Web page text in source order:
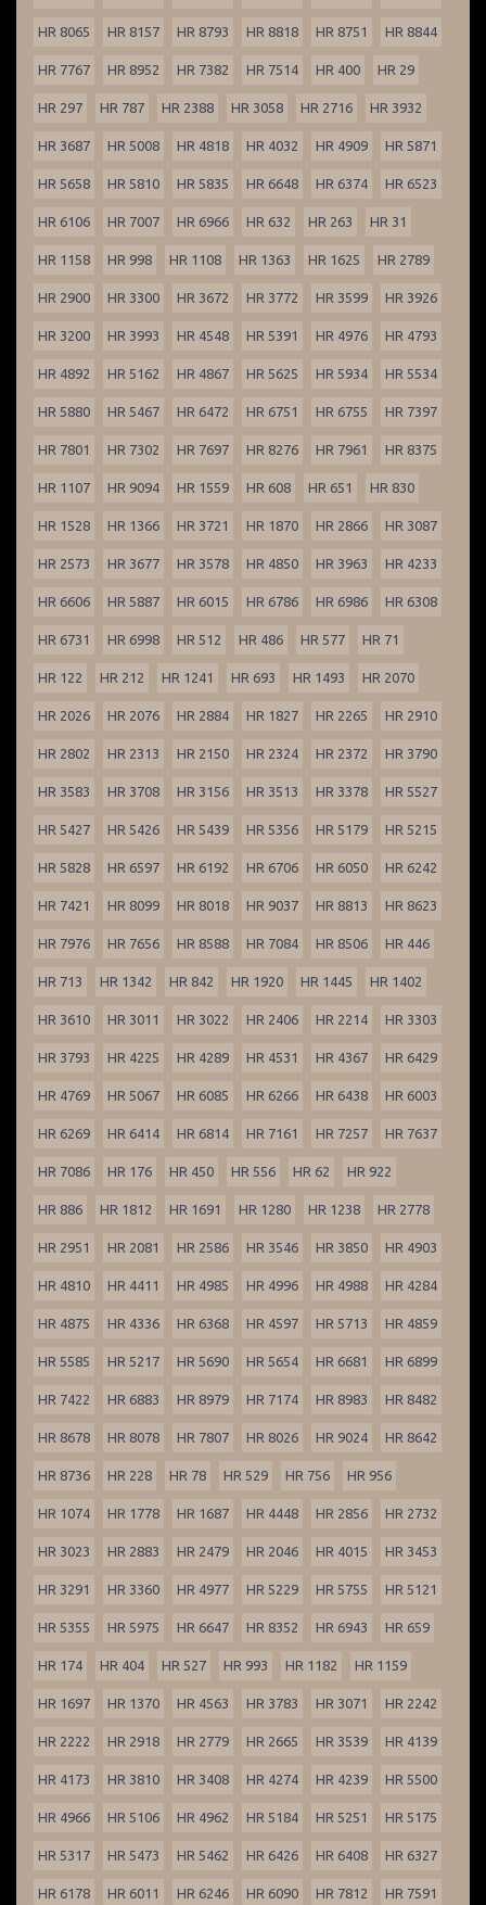
HR 8065 HR 8157 HR 8793 HR 8818 HR 8751 HR 8844
HR 7767 HR 8952 HR 7382 HR 7514 HR 400 HR 29
HR 297 HR 787 HR 2388 HR 3058 HR 2716 HR 3932
HR 3687 HR 5008 HR 4818 HR 4032 HR 4909 HR 5871
HR 5658 HR 5810 HR 5835 HR 6648 HR 6374 HR 6523
HR 6106 HR 7007 HR 6966 HR 632 HR 263 HR 31
HR 1158 HR 998 HR 1108 HR 1363 HR 1625 HR 2789
HR 2900 HR 3300 HR 3672 HR 3772 HR 3599 HR 3926
HR 3200 HR 3993 HR 4548 HR 5391 HR 4976 HR 4793
HR 4892 HR 5162 HR 4867 HR 5625 HR 5934 HR 5534
HR 5880 HR 5467 HR 6472 HR 6751 HR 6755 HR 7397
HR 7801 HR 7302 HR 7697 HR 8276 HR 7961 HR 8375
HR 1107 HR 9094 HR 1559 HR 608 HR 651 HR 830
HR 1528 HR 1366 HR 3721 HR 1870 HR 2866 HR 3087
HR 2573 HR 3677 HR 3578 HR 4850 HR 3963 HR 4233
HR 6606 HR 5887 HR 6015 HR 6786 HR 6986 HR 6308
HR 6731 HR 6998 HR 512 HR 486 HR 577 HR 71
HR 122 HR 212 HR 1241 HR 693 HR 1493 HR 2070
HR 2026 HR 2076 HR 2884 HR 1827 HR 2265 HR 2910
HR 2802 HR 2313 HR 2150 HR 2324 HR 2372 HR 3790
HR 3583 HR 3708 HR 3156 HR 3513 HR 3378 HR 5527
HR 5427 HR 5426 HR 5439 HR 5356 HR 5179 HR 5215
HR 5828 HR 6597 HR 6192 HR 6706 HR 6050 HR 6242
HR 7421 HR 8099 HR 8018 HR 9037 HR 8813 HR 8623
HR 7976 HR 7656 HR 8588 HR 7084 HR 8506 HR 446
HR 713 HR 1342 HR 842 HR 1920 HR 1445 HR 1402
HR 3610 HR 3011 HR 3022 HR 2406 HR 2214 HR 3303
HR 3793 HR 4225 HR 4289 HR 4531 HR 4367 HR 6429
HR 4769 HR 5067 HR 6085 HR 6266 HR 6438 HR 6003
HR 6269 HR 6414 HR 6814 HR 7161 HR 7257 HR 7637
HR 7086 HR 176 HR 450 HR 556 HR 62 HR 922
HR 886 HR 1812 HR 1691 HR 1280 HR 1238 HR 2778
HR 2951 HR 2081 HR 2586 HR 3546 HR 3850 HR 4903
HR 4810 HR 4411 HR 4985 HR 4996 HR 4988 HR 4284
HR 4875 HR 4336 HR 6368 HR 4597 HR 5713 HR 4859
HR 5585 HR 5217 HR 5690 HR 5654 HR 6681 HR 6899
HR 7422 HR 6883 HR 8979 HR 7174 HR 8983 HR 8482
HR 8678 HR 8078 HR 7807 HR 8026 HR 9024 HR 8642
HR 8736 HR 228 HR 78 HR 529 HR 756 HR 956
HR 1074 HR 1778 HR 1687 HR 4448 HR 2856 HR 2732
HR 3023 HR 2883 HR 2479 HR 2046 HR 4015 HR 3453
HR 3291 HR 3360 HR 4977 HR 5229 HR 5755 HR 5121
HR 5355 HR 5975 HR 6647 HR 8352 HR 6943 HR 659
HR 174 HR 404 HR 527 HR 993 HR 1182 HR 1159
HR 1697 HR 1370 HR 4563 HR 3783 HR 3071 HR 2242
HR 2222 HR 2918 HR 2779 HR 2665 HR 3539 HR 4139
HR 4173 HR 3810 HR 3408 HR 4274 HR 4239 HR 5500
HR 4966 HR 5106 HR 4962 HR 5184 HR 5251 HR 5175
HR 5317 HR 5473 HR 5462 HR 6426 HR 6408 HR 6327
HR 6178 HR 6011 HR 6246 HR 6090 HR 7812 HR 7591